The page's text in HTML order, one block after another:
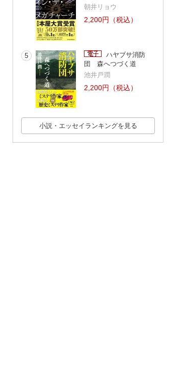
朝井リョウ
2,200円（税込）
5
ハヤブサ消防
団 森へつづく道
池井戸潤
2,200円（税込）
小説・エッセイランキングを見る